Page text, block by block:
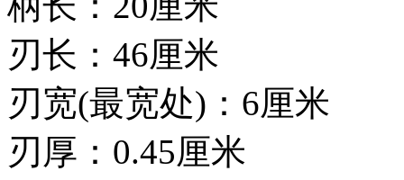
刃长：46厘米
刃宽(最宽处)：6厘米
刃厚：0.45厘米